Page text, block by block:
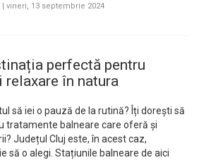
| vineri, 13 septembrie 2024
perfectă pentru
în natura
să iei o pauză de la rutină? Îți dorești să
tratamente balneare care oferă și
Județul Cluj este, în acest caz,
să o alegi. Stațiunile balneare de aici